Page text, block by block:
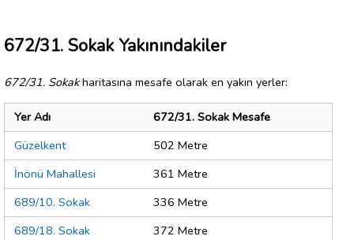
672/31. Sokak Yakınındakiler
672/31. Sokakharitasına mesafe olarak en yakın yerler:
Yer Adı
672/31. Sokak Mesafe
Güzelkent
502 Metre
İnönü Mahallesi
361 Metre
689/10. Sokak
336 Metre
689/18. Sokak
372 Metre